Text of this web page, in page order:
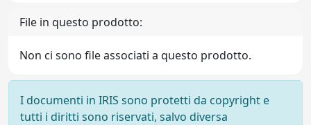
File in questo prodotto:
Non ci sono file associati a questo prodotto.
I documenti in IRIS sono protetti da copyright e
tutti i diritti sono riservati, salvo diversa